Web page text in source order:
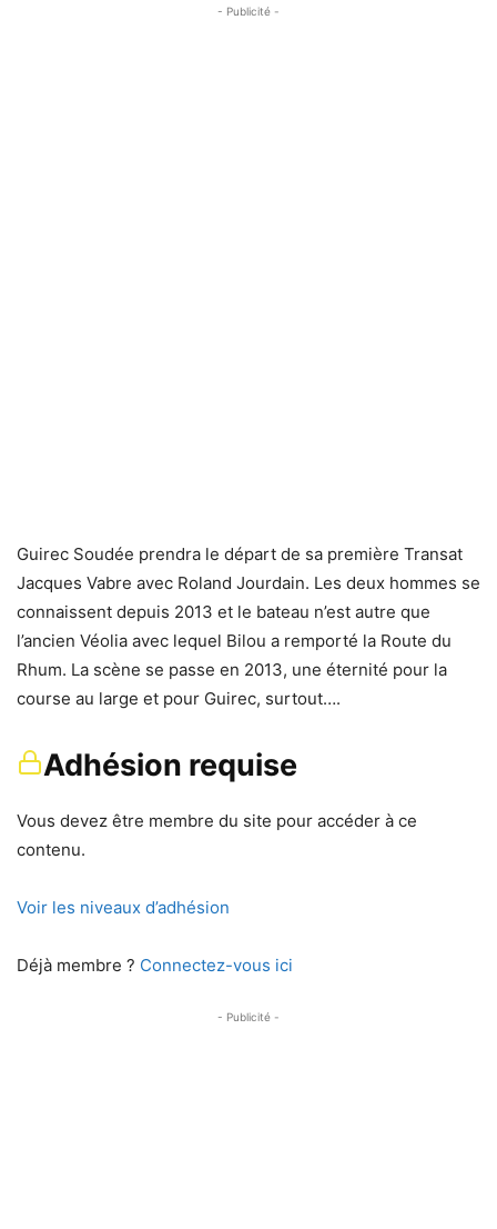
- Publicité -
Guirec Soudée prendra le départ de sa première Transat
Jacques Vabre avec Roland Jourdain. Les deux hommes se
connaissent depuis 2013 et le bateau n’est autre que
l’ancien Véolia avec lequel Bilou a remporté la Route du
Rhum. La scène se passe en 2013, une éternité pour la
course au large et pour Guirec, surtout….
Adhésion requise
Vous devez être membre du site pour accéder à ce
contenu.
Voir les niveaux d’adhésion
Déjà membre ? Connectez-vous ici
- Publicité -